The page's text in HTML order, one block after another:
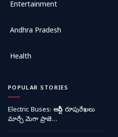
Entertainment
Andhra Pradesh
Health
POPULAR STORIES
Electric Buses: ఆర్టీసీ రూపురేఖలు
మార్చే మెగా ప్రాజె…